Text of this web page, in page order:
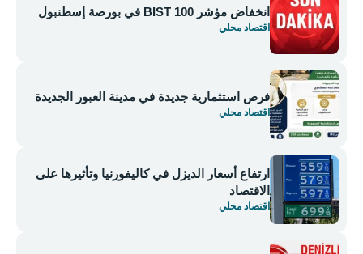
انخفاض مؤشر BIST 100 في بورصة إسطنبول
اقتصاد محلي
فرص استثمارية جديدة في مدينة العبور الجديدة
اقتصاد محلي
ارتفاع أسعار الديزل في كاليفورنيا وتأثيرها على
الاقتصاد
اقتصاد محلي